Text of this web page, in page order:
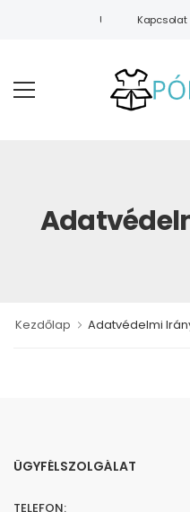
ÜDVÖZÖLJÜKKapcsolat
Kezdőlap Adatvédelmi
ÜGYFÉLSZOLGÁLAT
TELEFON: